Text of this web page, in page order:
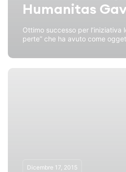
Humanitas
Ottimo successo per l’iniziativa
perte” che ha avuto come
Dicembre 17, 2015